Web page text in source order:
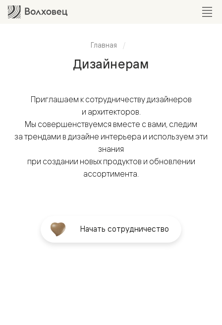
Главная
Дизайнерам
Приглашаем к сотрудничеству дизайнеров
и архитекторов.
Мы совершенствуемся вместе с вами, следим
за трендами в дизайне интерьера и используем эти
знания
при создании новых продуктов и обновлении
ассортимента.
Начать сотрудничество